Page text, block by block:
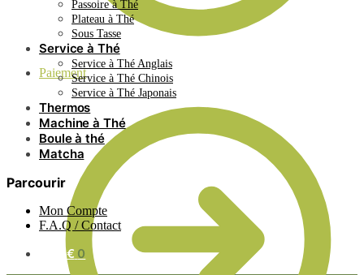
Paiement
Passoire à Thé
Plateau à Thé
Sous Tasse
Service à Thé
Service à Thé Anglais
Service à Thé Chinois
Service à Thé Japonais
Thermos
Machine à Thé
Boule à thé
Matcha
Parcourir
Mon Compte
F.A.Q / Contact
0.00€ 0